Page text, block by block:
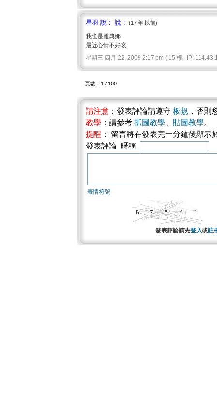
星羽 說： 說： (17 年 以前)
我也是雅典娜
最近心情不好哀
星期三 四月 22, 2009 2:17 pm ( 15 樓 , IP:
頁數：1 / 100
請注意 ：發表評論請遵守 板規 ，否則
教學 ：請參考 抓圖教學 貼圖教學。
提醒 ： 留言將在發表完一分鐘後顯
發表評論 暱稱
表情符號
發表評論請先登入或註